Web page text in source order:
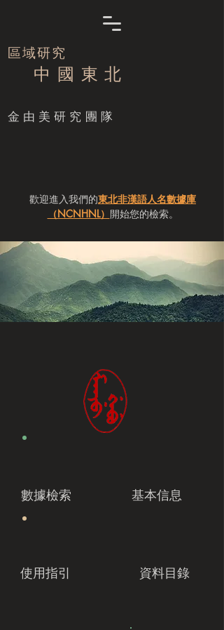
區域研究
中 國 東 北
​金由美研究團隊
歡迎進入我們的東北非漢語人名數據庫
（NCNHNL） 開始您的檢索。
數據檢索 基本信息
使用指引 資料目錄